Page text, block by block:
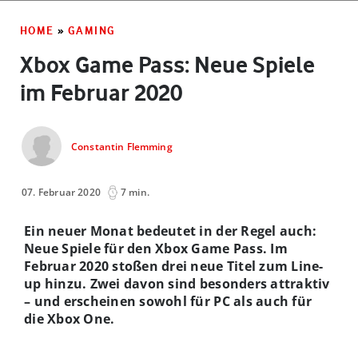
HOME » GAMING
Xbox Game Pass: Neue Spiele
im Februar 2020
Constantin Flemming
07. Februar 2020 7 min.
Ein neuer Monat bedeutet in der Regel auch:
Neue Spiele für den Xbox Game Pass. Im
Februar 2020 stoßen drei neue Titel zum Line-
up hinzu. Zwei davon sind besonders attraktiv
– und erscheinen sowohl für PC als auch für
die Xbox One.